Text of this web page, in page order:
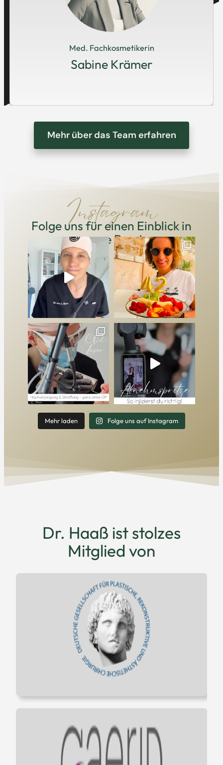
Med. Fachkosmetikerin
Sabine Krämer
Mehr über das Team erfahren
Instagram
Folge uns für einen Einblick in
unsere Praxis
Mehr laden Folge uns auf Instagram
Dr. Haaß ist stolzes
Mitglied von